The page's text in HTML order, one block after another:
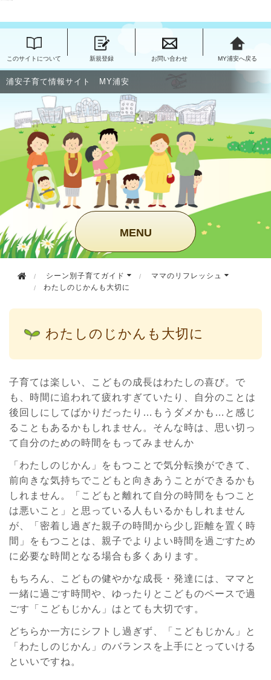
このサイトについて 新規登録 お問い合わせ MY浦安へ戻る
浦安子育て情報サイト MY浦安
MENU
シーン別子育てガイド
ママのリフレッシュ
わたしのじかんも大切に
わたしのじかんも大切に
子育ては楽しい、こどもの成長はわたしの喜び。で
も、時間に追われて疲れすぎていたり、自分のことは
後回しにしてばかりだったり…もうダメかも…と感じ
ることもあるかもしれません。そんな時は、思い切っ
て自分のための時間をもってみませんか
「わたしのじかん」をもつことで気分転換ができて、
前向きな気持ちでこどもと向きあうことができるかも
しれません。「こどもと離れて自分の時間をもつこと
は悪いこと」と思っている人もいるかもしれません
が、「密着し過ぎた親子の時間から少し距離を置く時
間」をもつことは、親子でよりよい時間を過ごすため
に必要な時間となる場合も多くあります。
もちろん、こどもの健やかな成長・発達には、ママと
一緒に過ごす時間や、ゆったりとこどものペースで過
ごす「こどもじかん」はとても大切です。
どちらか一方にシフトし過ぎず、「こどもじかん」と
「わたしのじかん」のバランスを上手にとっていける
といいですね。